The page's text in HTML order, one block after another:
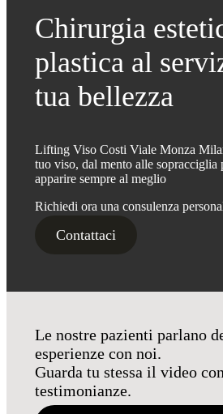
Chirurgia
plastica al
tua bellezza
Lifting Viso Costi Viale Monza
tuo viso, dal mento alle sopracciglia
apparire sempre al meglio
Richiedi ora una consulenza
Contattaci
Le nostre pazienti parlano
esperienze con noi.
Guarda tu stessa il video
testimonianze.